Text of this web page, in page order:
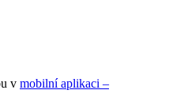
v mobilní aplikaci –